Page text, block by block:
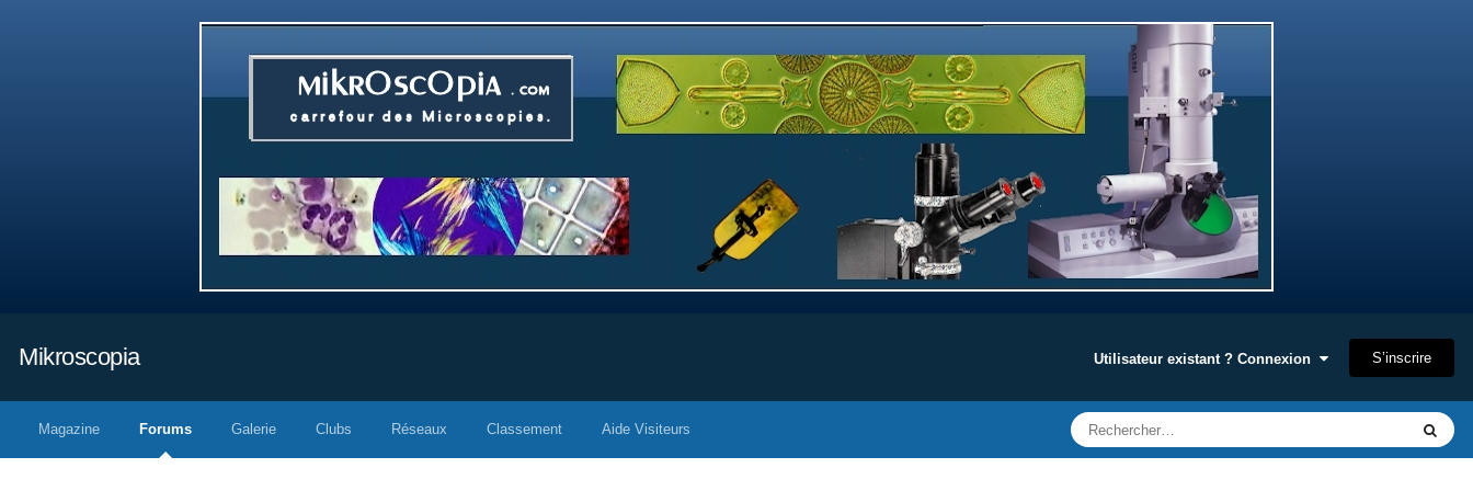
Mikroscopia Utilisateur existant ? Connexion S’inscrire
Magazine Forums Galerie Clubs Réseaux Classement Aide Visiteurs